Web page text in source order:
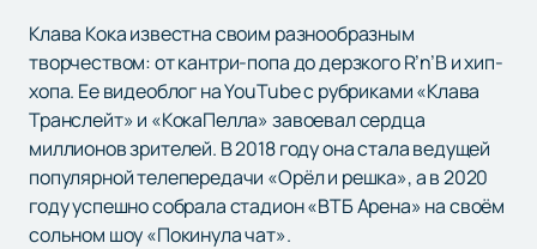
Клава Кока известна своим разнообразным
творчеством: от кантри-попа до дерзкого R’n’B и хип-
хопа. Ее видеоблог на YouTube с рубриками «Клава
Транслейт» и «КокаПелла» завоевал сердца
миллионов зрителей. В 2018 году она стала ведущей
популярной телепередачи «Орёл и решка», а в 2020
году успешно собрала стадион «ВТБ Арена» на своём
сольном шоу «Покинула чат».